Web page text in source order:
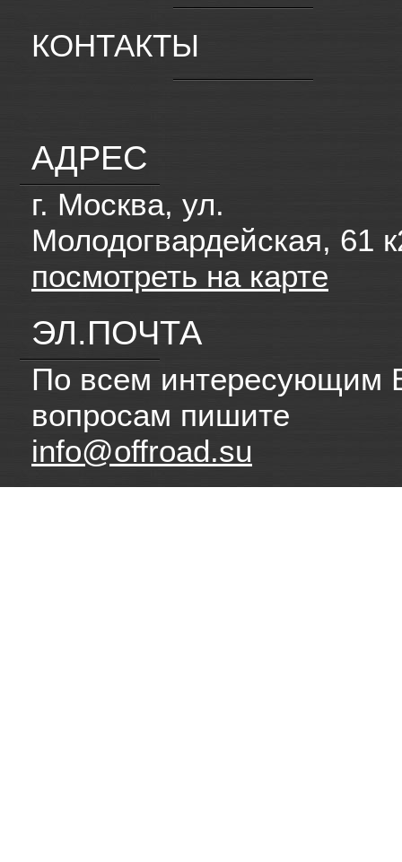
КОНТАКТЫ
АДРЕС
г. Москва, ул.
Молодогвардейская, 61
посмотреть на карте
ЭЛ.ПОЧТА
По всем интересующим
вопросам пишите
info@offroad.su